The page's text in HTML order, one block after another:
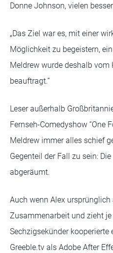
Donne Johnson, vielen
„Das Ziel war es, mit einer
Möglichkeit zu begeistern,
Meldrew wurde deshalb
beauftragt.”
Leser außerhalb
Fernseh-Comedyshow “One
Meldrew immer alles schief
Gegenteil der Fall zu sein:
abgeräumt.
Auch wenn Alex
Zusammenarbeit und zieht
Sechzigsekünder
Greeble.tv als Adobe After